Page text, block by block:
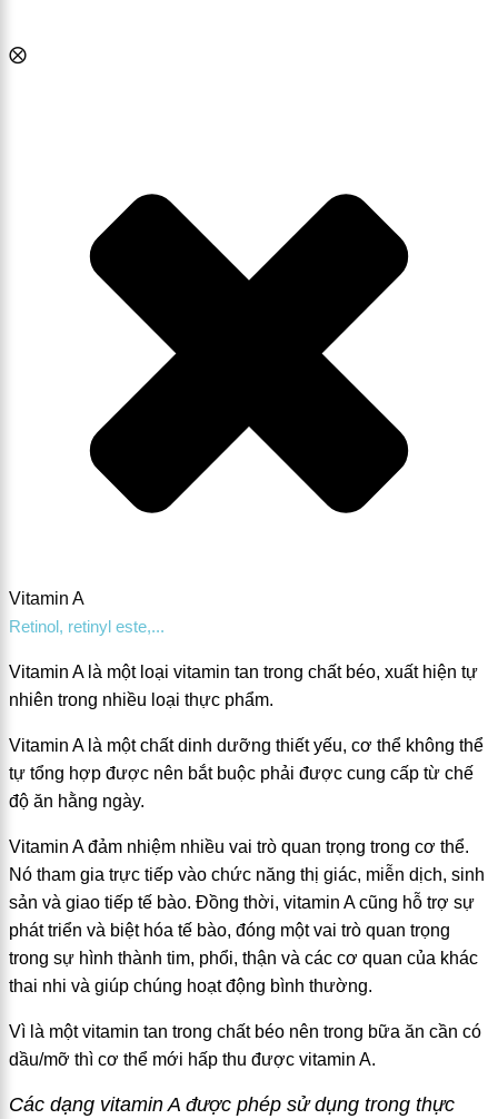
⨂
Vitamin A
Retinol, retinyl este,...
Vitamin A là một loại vitamin tan trong chất béo, xuất hiện tự
nhiên trong nhiều loại thực phẩm.
Vitamin A là một chất dinh dưỡng thiết yếu, cơ thể không thể
tự tổng hợp được nên bắt buộc phải được cung cấp từ chế
độ ăn hằng ngày.
Vitamin A đảm nhiệm nhiều vai trò quan trọng trong cơ thể.
Nó tham gia trực tiếp vào chức năng thị giác, miễn dịch, sinh
sản và giao tiếp tế bào. Đồng thời, vitamin A cũng hỗ trợ sự
phát triển và biệt hóa tế bào, đóng một vai trò quan trọng
trong sự hình thành tim, phổi, thận và các cơ quan của khác
thai nhi và giúp chúng hoạt động bình thường.
Vì là một vitamin tan trong chất béo nên trong bữa ăn cần có
dầu/mỡ thì cơ thể mới hấp thu được vitamin A.
Các dạng vitamin A được phép sử dụng trong thực